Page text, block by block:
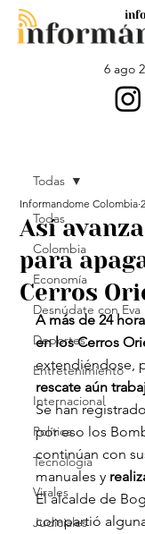
6 ago
Todas
Colombia
Economía
Desnúdate con Eva
Deportes
Entretenimiento
Internacional
Política
Tecnología
Virales
Judiciales
Todas
Así
para
Cerros
Informandome Colombia
A más de 24
en los Cerros
extendiéndose,
rescate aún
Se han
por eso los
continúan con
manuales y
El alcalde de
compartió